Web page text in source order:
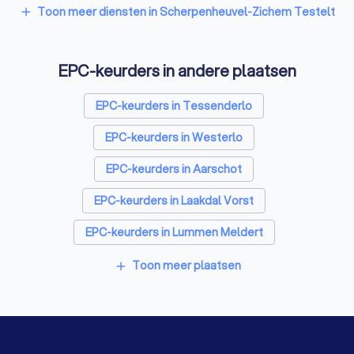
Vloerverwarming-installateurs in Scherpenheuvel-
Ramen en deuren specialisten in Scherpenheuvel-
Zichem Testelt
Laadpaal installateurs in Scherpenheuvel-Zichem
Testelt
Zonwering specialisten in Scherpenheuvel-Zichem
Testelt
Schrijnwerkers in Scherpenheuvel-Zichem Testelt
Warmtepomp installateurs in Scherpenheuvel-
Zichem Testelt
Badkamer installateurs in Scherpenheuvel-Zichem
Testelt
add Toon meer diensten in Scherpenheuvel-Zichem Testelt
EPC-keurders in andere plaatsen
EPC-keurders in Tessenderlo
EPC-keurders in Westerlo
EPC-keurders in Aarschot
EPC-keurders in Laakdal Vorst
EPC-keurders in Lummen Meldert
EPC-keurders in Begijnendijk
add Toon meer plaatsen